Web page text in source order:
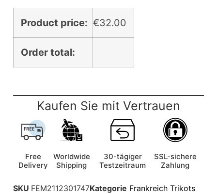
Product price: €32.00
Order total:
Kaufen Sie mit Vertrauen
Free
Delivery
Worldwide
Shipping
30-tägiger
Testzeitraum
SSL-sichere
Zahlung
SKU FEM2112301747Kategorie Frankreich Trikots